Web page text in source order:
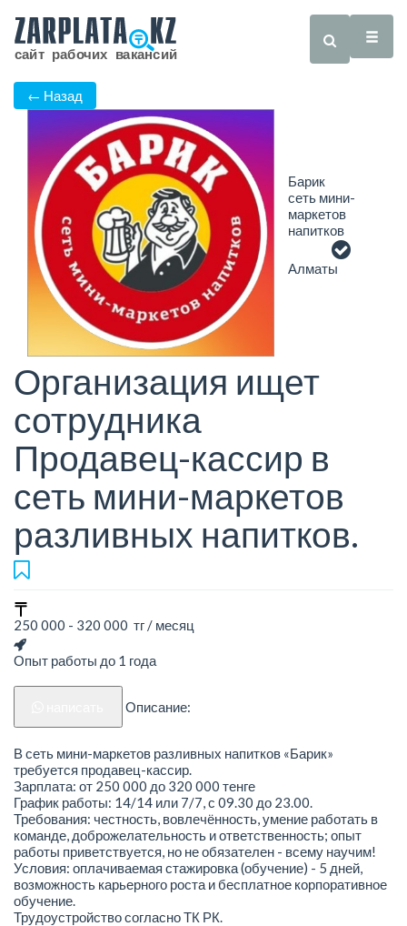
← Назад
Барик
сеть мини-
маркетов
напитков
Алматы
Организация ищет
сотрудника
Продавец-кассир в
сеть мини-маркетов
разливных напитков.
250 000 - 320 000 тг / месяц
Опыт работы до 1 года
Описание:
В сеть мини-маркетов разливных напитков «Барик»
требуется продавец-кассир.
Зарплата: от 250 000 до 320 000 тенге
График работы: 14/14 или 7/7, с 09.30 до 23.00.
Требования: честность, вовлечённость, умение работать в
команде, доброжелательность и ответственность; опыт
работы приветствуется, но не обязателен - всему научим!
Условия: оплачиваемая стажировка (обучение) - 5 дней,
возможность карьерного роста и бесплатное корпоративное
обучение.
Трудоустройство согласно ТК РК.